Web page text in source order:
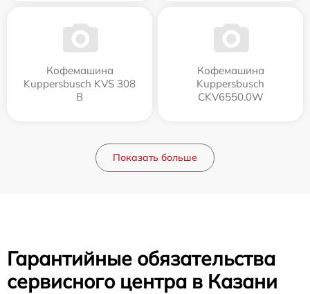
Кофемашина
Kuppersbusch KVS 308
B
Кофемашина
Kuppersbusch
CKV6550.0W
Показать больше
Гарантийные обязательства
сервисного центра в Казани